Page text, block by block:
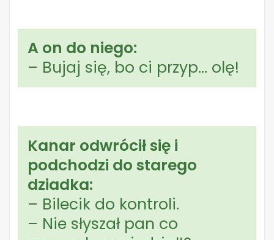
A on do niego:
– Bujaj się, bo ci przyp… olę!
Kanar odwrócił się i
podchodzi do starego
dziadka:
– Bilecik do kontroli.
– Nie słyszał pan co